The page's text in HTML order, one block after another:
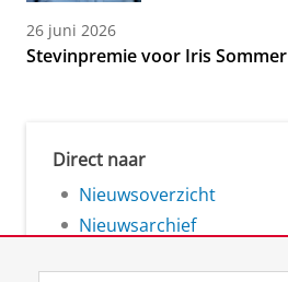
26 juni 2026
Stevinpremie voor Iris Sommer
Direct naar
Nieuwsoverzicht
Nieuwsarchief